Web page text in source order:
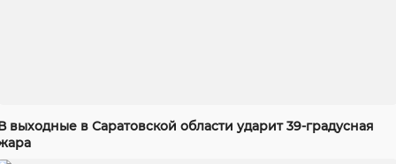
выходные в Саратовской области ударит 39-градусная